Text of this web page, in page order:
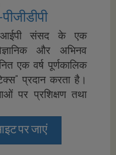
संसद के एक
और अभिनव
एक वर्ष पूर्णकालिक
प्रदान करता है।
पर प्रशिक्षण तथा
पर जाएं